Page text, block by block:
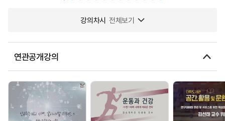
강의차시 전체보기
연관공개강의